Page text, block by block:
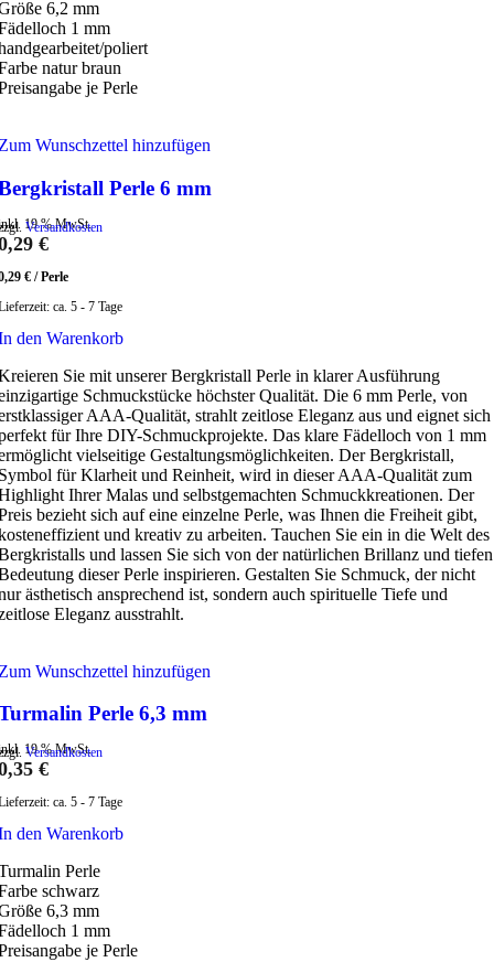
6,2 mm
1 mm
poliert
natur braun
je Perle
Wunschzettel hinzufügen
Perle 6 mm
19 % MwSt.
Versandkosten
€
€ /Perle
ca. 5 - 7 Tage
den Warenkorb
Sie mit unserer Bergkristall Perle in klarer Ausführung
Schmuckstücke höchster Qualität. Die 6 mm Perle, von
AAA-Qualität, strahlt zeitlose Eleganz aus und eignet sich
für Ihre DIY-Schmuckprojekte. Das klare Fädelloch von 1 mm
vielseitige Gestaltungsmöglichkeiten. Der Bergkristall,
für Klarheit und Reinheit, wird in dieser AAA-Qualität zum
Ihrer Malas und selbstgemachten Schmuckkreationen. Der
bezieht sich auf eine einzelne Perle, was Ihnen die Freiheit gibt,
und kreativ zu arbeiten. Tauchen Sie ein in die Welt des
und lassen Sie sich von der natürlichen Brillanz und tiefen
dieser Perle inspirieren. Gestalten Sie Schmuck, der nicht
ästhetisch ansprechend ist, sondern auch spirituelle Tiefe und
Eleganz ausstrahlt.
Wunschzettel hinzufügen
Perle 6,3 mm
19 % MwSt.
Versandkosten
€
ca. 5 - 7 Tage
den Warenkorb
Perle
schwarz
6,3 mm
1 mm
je Perle